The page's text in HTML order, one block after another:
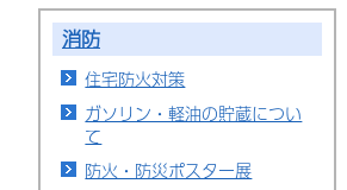
消防
住宅防火対策
ガソリン・軽油の貯蔵につい
て
防火・防災ポスター展